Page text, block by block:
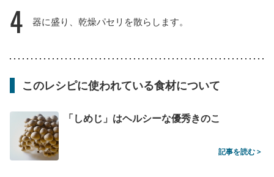
4 器に盛り、乾燥パセリを散らします。
このレシピに使われている食材について
「しめじ」はヘルシーな優秀きのこ
記事を読む >